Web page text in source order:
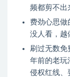
频都剪不出
费劲心思做
没人看，越
刷过无数免
年前的老玩
侵权红线、